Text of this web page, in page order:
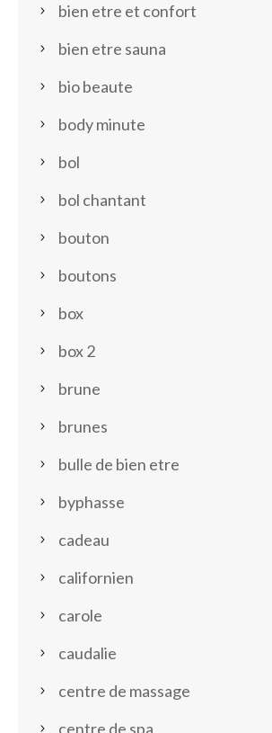
bien etre et confort
bien etre sauna
bio beaute
body minute
bol
bol chantant
bouton
boutons
box
box 2
brune
brunes
bulle de bien etre
byphasse
cadeau
californien
carole
caudalie
centre de massage
centre de spa